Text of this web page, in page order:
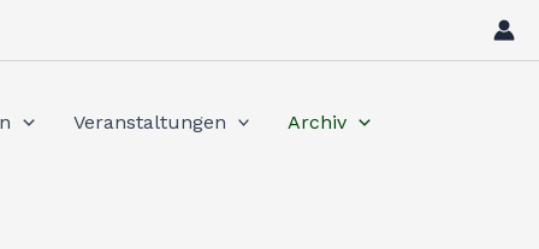
Veranstaltungen Archiv